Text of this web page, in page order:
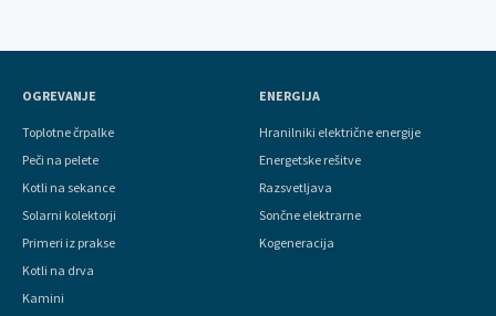
OGREVANJE
Toplotne črpalke
Peči na pelete
Kotli na sekance
Solarni kolektorji
Primeri iz prakse
Kotli na drva
Kamini
ENERGIJA
Hranilniki električne energije
Energetske rešitve
Razsvetljava
Sončne elektrarne
Kogeneracija